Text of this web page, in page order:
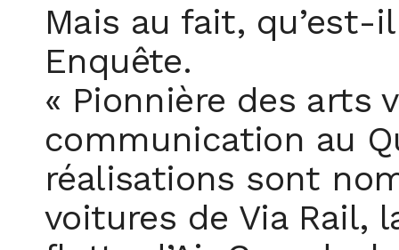
Mais au fait, qu’est-
Enquête.
« Pionnière des arts
communication au
réalisations sont
voitures de Via Rail,